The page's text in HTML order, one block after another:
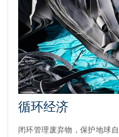
循环经济
闭环管理废弃物，保护地球